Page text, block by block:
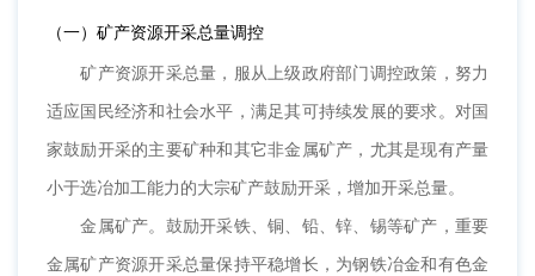
（一）矿产资源开采总量调控
矿产资源开采总量，服从上级政府部门调控政策，努力
适应国民经济和社会水平，满足其可持续发展的要求。对国
家鼓励开采的主要矿种和其它非金属矿产，尤其是现有产量
小于选冶加工能力的大宗矿产鼓励开采，增加开采总量。
金属矿产。鼓励开采铁、铜、铅、锌、锡等矿产，重要
金属矿产资源开采总量保持平稳增长，为钢铁冶金和有色金